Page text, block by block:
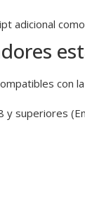
adicional
con
superiores